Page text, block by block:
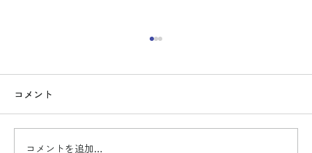
コメント
コメントを追加…